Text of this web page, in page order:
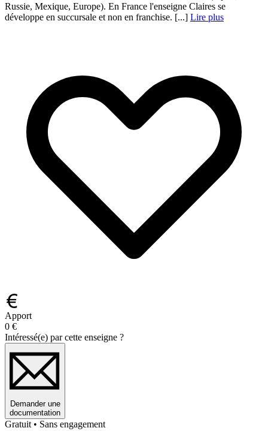
Russie, Mexique, Europe). En France l'enseigne Claires se
développe en succursale et non en franchise. [...] Lire plus
Apport
0 €
Intéressé(e) par cette enseigne ?
Demander une
documentation
Gratuit • Sans engagement